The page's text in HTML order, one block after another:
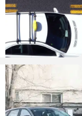
משטרה